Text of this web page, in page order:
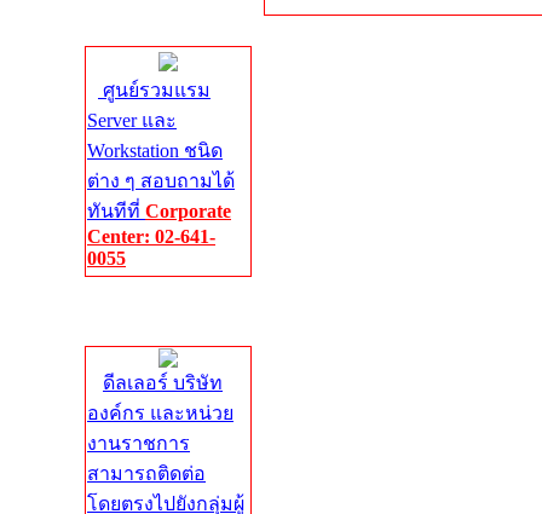
ศูนย์รวมแรม
Server และ
Workstation ชนิด
ต่าง ๆ สอบถามได้
ทันทีที่ Corporate
Center: 02-641-
0055
ดีลเลอร์ บริษัท
องค์กร และหน่วย
งานราชการ
สามารถติดต่อ
โดยตรงไปยังกลุ่มผู้